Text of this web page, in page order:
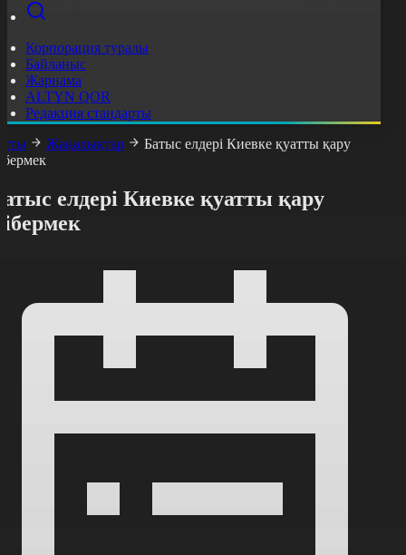
Корпорация туралы
Байланыс
Жарнама
ALTYN QOR
Редакция стандарты
Жаңалықтар
Батыс елдері Киевке қуатты қару
елдері Киевке қуатты қару